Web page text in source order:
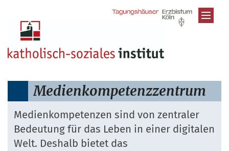
Medienkompetenzzentrum
Medienkompetenzen sind von zentraler
Bedeutung für das Leben in einer digitalen
Welt. Deshalb bietet das